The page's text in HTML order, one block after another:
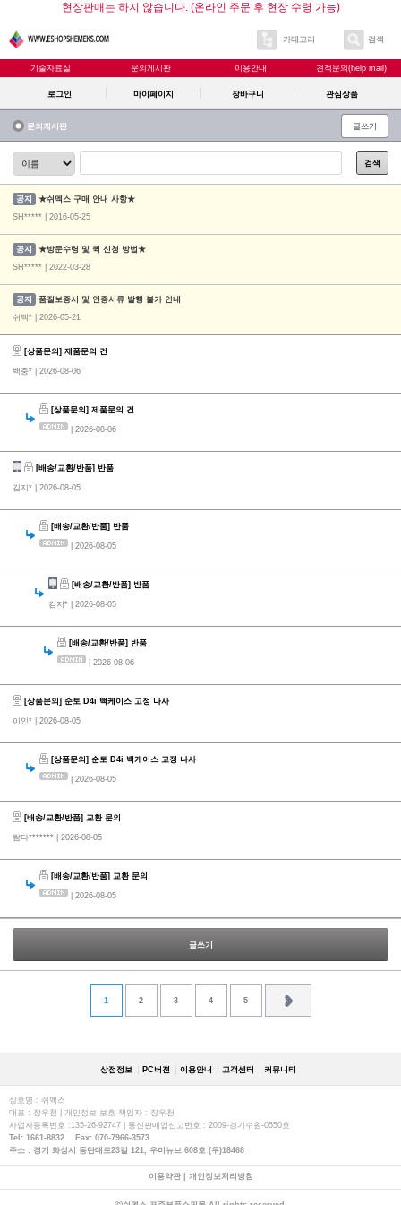
현장판매는 하지 않습니다. (온라인 주문 후 현장 수령 가능)
카테고리 검색
기술자료실 문의게시판 이용안내 견적문의(help mail)
로그인 마이페이지 장바구니 관심상품
문의게시판 글쓰기
검색
공지
★쉬멕스 구매 안내 사항★
SH***** | 2016-05-25
공지
★방문수령 및 퀵 신청 방법★
SH***** | 2022-03-28
공지
품질보증서 및 인증서류 발행 불가 안내
쉬멕* | 2026-05-21
[상품문의] 제품문의 건
백충* | 2026-08-06
[상품문의] 제품문의 건
| 2026-08-06
[배송/교환/반품] 반품
김지* | 2026-08-05
[배송/교환/반품] 반품
| 2026-08-05
[배송/교환/반품] 반품
김지* | 2026-08-05
[배송/교환/반품] 반품
| 2026-08-06
[상품문의] 순토 D4i 백케이스 고정 나사
이인* | 2026-08-05
[상품문의] 순토 D4i 백케이스 고정 나사
| 2026-08-05
[배송/교환/반품] 교환 문의
람다******* | 2026-08-05
[배송/교환/반품] 교환 문의
| 2026-08-05
글쓰기
1 2 3 4 5
상점정보 PC버젼 이용안내 고객센터 커뮤니티
상호명 : 쉬멕스
대표 : 장우천 | 개인정보 보호 책임자 : 장우천
사업자등록번호 :135-26-92747 | 통신판매업신고번호 : 2009-경기수원-0550호
Tel: 1661-8832 Fax: 070-7966-3573
주소 : 경기 화성시 동탄대로23길 121, 우미뉴브 608호 (우)18468
이용약관| 개인정보처리방침